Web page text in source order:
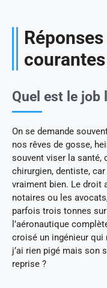
courantes
Quel est le job
On se demande
nos rêves de gosse,
souvent viser la santé,
chirurgien, dentiste,
vraiment bien. Le droit
notaires ou les
parfois trois tonnes sur
l’aéronautique
croisé un ingénieur qui
j’ai rien pigé mais son
reprise ?